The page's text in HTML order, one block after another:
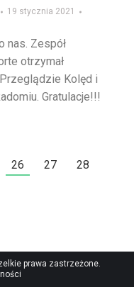
19 stycznia 2021
nas. Zespół
otrzymał
Kolęd i
Gratulacje!!!
26 27
28
prawa zastrzeżone.